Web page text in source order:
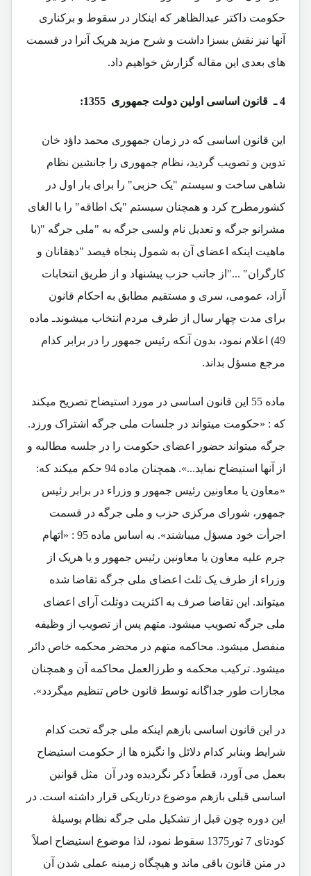
حکومت داکتر عبدالظاهر که اینکار در سقوط و برکناری
آنها نیز نقش بسزا داشت و شرح مزید هریک آنرا در قسمت
های بعدی این مقاله گزارش خواهیم داد.
4 ـ قانون اساسی اولین دولت جمهوری 1355:
اين قانون اساسی که در زمان جمهوری محمد داؤد خان
تدوين و تصويب گرديد، نظام جمهوری را جانشين نظام
شاهی ساخت و سيستم "یک حزبی" را برای بار اول در
کشورمطرح کرد و همچنان سيستم "یک اطاقه" را با الغای
مشرانو جرگه و تعديل نام ولسی جرگه به "ملی جرگه "(با
ماهيت اينکه اعضای آن به شمول پنجاه فيصد "دهقانان و
کارگران" ..."از جانب حزب پيشنهاد و از طريق انتخابات
آزاد، عمومی، سری و مستقيم مطابق به احکام قانون
برای مدت چهار سال از طرف مردم انتخاب ميشوندـ ماده
49) اعلام نمود، بدون آنکه رئيس جمهور را در برابر کدام
مرجع مسؤل بداند.
ماده 55 اين قانون اساسی در مورد استيضاح تصریح میکند
که : «حکومت ميتواند در جلسات ملی جرگه اشتراک ورزد.
جرگه ميتواند حضور اعضای حکومت را در جلسه مطالبه و
از آنها استيضاح نمايد...». همچنان ماده 94 حکم ميکند که:
«معاون یا معاونين رئيس جمهور و وزراء در برابر رئيس
جمهور، شورای مرکزی حزب و ملی جرگه در قسمت
اجرأت خود مسؤل ميباشند». به اساس ماده 95 : «اتهام
جرم عليه معاون يا معاونين رئيس جمهور و يا هريک از
وزراء از طرف يک ثلث اعضای ملی جرگه تقاضا شده
ميتواند. اين تقاضا صرف به اکثريت دوثلث آرای اعضای
ملی جرگه تصويب ميشود. متهم پس از تصويب از وظيفه
منفصل ميشود. محاکمه متهم در محضر محکمه خاص دائر
ميشود. ترکيب محکمه و طرزالعمل محاکمه آن و همچنان
مجازات طور جداگانه توسط قانون خاص تنظيم ميگردد».
در اين قانون اساسی بازهم اينکه ملی جرگه تحت کدام
شرايط وبنابر کدام دلائل وا نگيزه ها از حکومت استيضاح
بعمل می آورد، قطعاً ذکر نگرديده ودر آن مثل قوانين
اساسی قبلی بازهم موضوع درتاريکی قرار داشته است. در
این دوره چون قبل از تشکیل ملی جرگه نظام بوسیلۀ
کودتای 7 ثور1375 سقوط نمود، لذا موضوع استیضاح اصلاً
در متن قانون باقی ماند و هیچگاه زمینه عملی شدن آن